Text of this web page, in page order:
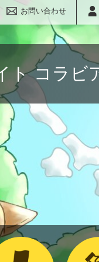
お問い合わせ
ト コラビ